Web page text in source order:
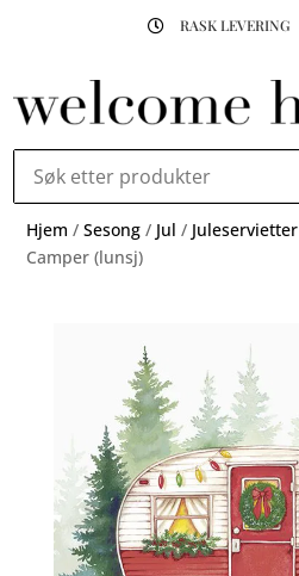
 RASK LEVERING
Hjem /Sesong / Jul / Juleservietter
Camper (lunsj)